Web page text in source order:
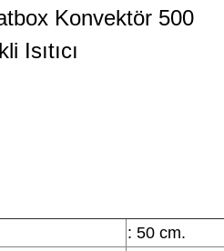
Konvektör 500
Isıtıcı
: 50 cm.